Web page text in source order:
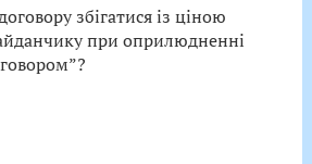
збігатися із ціною
при оприлюдненні